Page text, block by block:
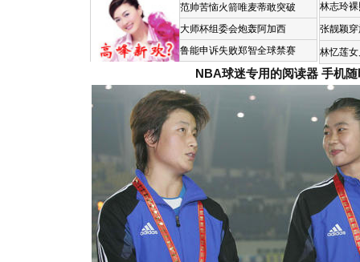
范帅苦恼火箭唯麦蒂敢突破
大师杯组委会炮轰阿加西
鲁能申诉失败郑智全球禁赛
林志玲
张靓颖
林忆莲
NBA球迷专用的阅读器 手机